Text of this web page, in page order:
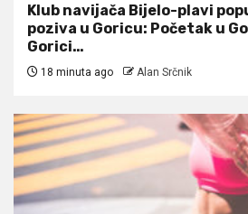
Klub navijača Bijelo-plavi
poziva u Goricu: Početak u
Gorici…
18 minuta ago Alan Srčnik